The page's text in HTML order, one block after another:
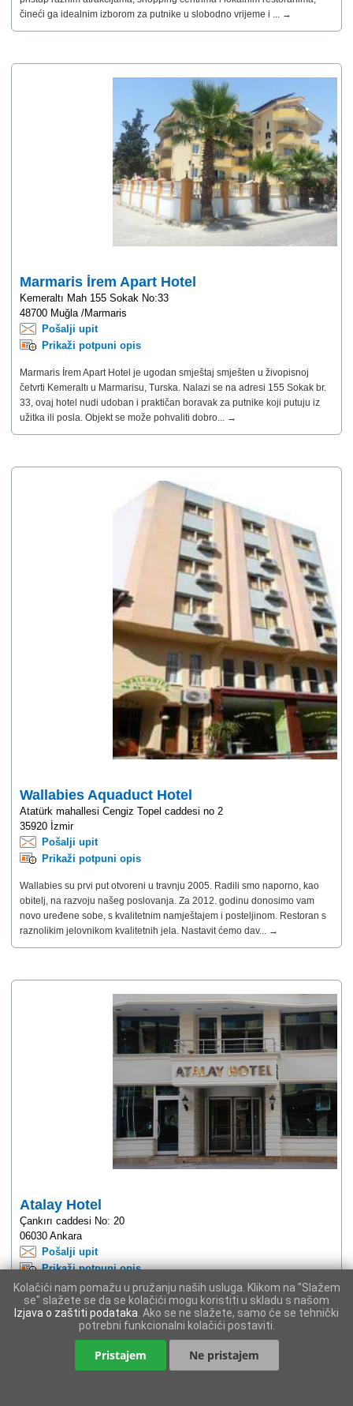
čineći ga idealnim izborom za putnike u slobodno vrijeme i ... →
Marmaris İrem Apart Hotel
Kemeraltı Mah 155 Sokak No:33
48700 Muğla /Marmaris
Pošalji upit
Prikaži potpuni opis
Marmaris İrem Apart Hotel je ugodan smještaj smješten u živopisnoj
četvrti Kemeraltı u Marmarisu, Turska. Nalazi se na adresi 155 Sokak br.
33, ovaj hotel nudi udoban i praktičan boravak za putnike koji putuju iz
užitka ili posla. Objekt se može pohvaliti dobro... →
Wallabies Aquaduct Hotel
Atatürk mahallesi Cengiz Topel caddesi no 2
35920 İzmir
Pošalji upit
Prikaži potpuni opis
Wallabies su prvi put otvoreni u travnju 2005. Radili smo naporno, kao
obitelj, na razvoju našeg poslovanja. Za 2012. godinu donosimo vam
novo uređene sobe, s kvalitetnim namještajem i posteljinom. Restoran s
raznolikim jelovnikom kvalitetnih jela. Nastavit ćemo dav... →
Atalay Hotel
Çankırı caddesi No: 20
06030 Ankara
Pošalji upit
Prikaži potpuni opis
Smješten u Ulusu, ovaj hotel udaljen je 5 minuta hoda od Rimskih termi u
Ankari i Julijanovog stupa. Džamija Haci Bayram i Muzej anadolskih
civilizacija također su udaljeni 1 milju (2 km). Ovaj hotel ima 2 restorana,
centar za fitness i bar/salon. Također su dostupn... →
Kolačići nam pomažu u pružanju naših usluga. Klikom na "Slažem
se" slažete se da se kolačići mogu koristiti u skladu s našom
Izjava o zaštiti podataka . Ako se ne slažete, samo će se tehnički
potrebni funkcionalni kolačići postaviti.